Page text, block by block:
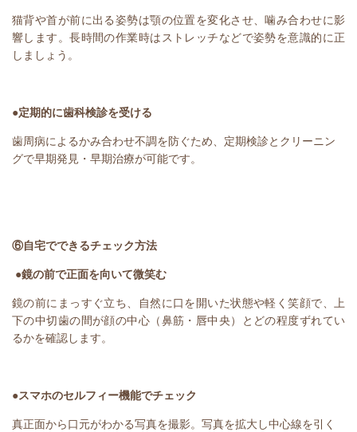
猫背や首が前に出る姿勢は顎の位置を変化させ、噛み合わせに影
響します。長時間の作業時はストレッチなどで姿勢を意識的に正
しましょう。
●定期的に歯科検診を受ける
歯周病によるかみ合わせ不調を防ぐため、定期検診とクリーニン
グで早期発見・早期治療が可能です。
⑥自宅でできるチェック方法
●鏡の前で正面を向いて微笑む
鏡の前にまっすぐ立ち、自然に口を開いた状態や軽く笑顔で、上
下の中切歯の間が顔の中心（鼻筋・唇中央）とどの程度ずれてい
るかを確認します。
●スマホのセルフィー機能でチェック
真正面から口元がわかる写真を撮影。写真を拡大し中心線を引く